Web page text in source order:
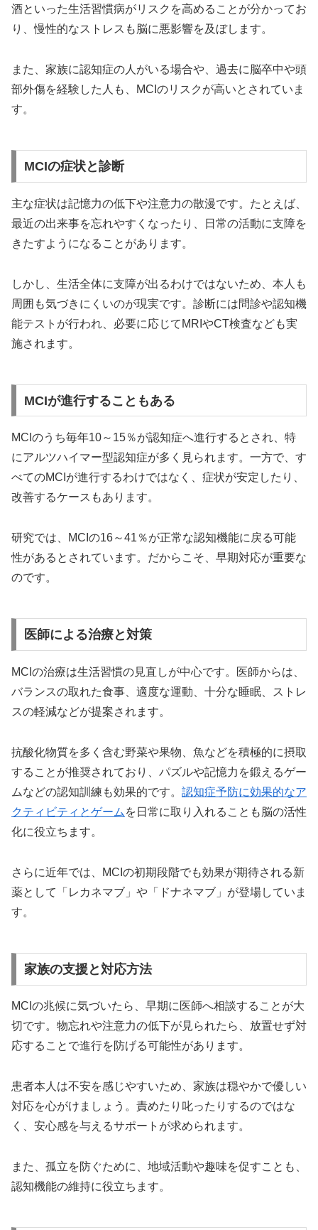
酒といった生活習慣病がリスクを高めることが分かってお
り、慢性的なストレスも脳に悪影響を及ぼします。
また、家族に認知症の人がいる場合や、過去に脳卒中や頭
部外傷を経験した人も、MCIのリスクが高いとされていま
す。
MCIの症状と診断
主な症状は記憶力の低下や注意力の散漫です。たとえば、
最近の出来事を忘れやすくなったり、日常の活動に支障を
きたすようになることがあります。
しかし、生活全体に支障が出るわけではないため、本人も
周囲も気づきにくいのが現実です。診断には問診や認知機
能テストが行われ、必要に応じてMRIやCT検査なども実
施されます。
MCIが進行することもある
MCIのうち毎年10～15％が認知症へ進行するとされ、特
にアルツハイマー型認知症が多く見られます。一方で、す
べてのMCIが進行するわけではなく、症状が安定したり、
改善するケースもあります。
研究では、MCIの16～41％が正常な認知機能に戻る可能
性があるとされています。だからこそ、早期対応が重要な
のです。
医師による治療と対策
MCIの治療は生活習慣の見直しが中心です。医師からは、
バランスの取れた食事、適度な運動、十分な睡眠、ストレ
スの軽減などが提案されます。
抗酸化物質を多く含む野菜や果物、魚などを積極的に摂取
することが推奨されており、パズルや記憶力を鍛えるゲー
ムなどの認知訓練も効果的です。 認知症予防に効果的なア
クティビティとゲーム を日常に取り入れることも脳の活性
化に役立ちます。
さらに近年では、MCIの初期段階でも効果が期待される新
薬として「レカネマブ」や「ドナネマブ」が登場していま
す。
家族の支援と対応方法
MCIの兆候に気づいたら、早期に医師へ相談することが大
切です。物忘れや注意力の低下が見られたら、放置せず対
応することで進行を防げる可能性があります。
患者本人は不安を感じやすいため、家族は穏やかで優しい
対応を心がけましょう。責めたり叱ったりするのではな
く、安心感を与えるサポートが求められます。
また、孤立を防ぐために、地域活動や趣味を促すことも、
認知機能の維持に役立ちます。